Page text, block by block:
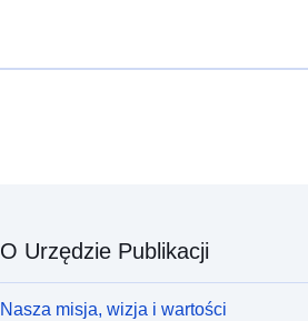
O Urzędzie Publikacji
Nasza misja, wizja i wartości